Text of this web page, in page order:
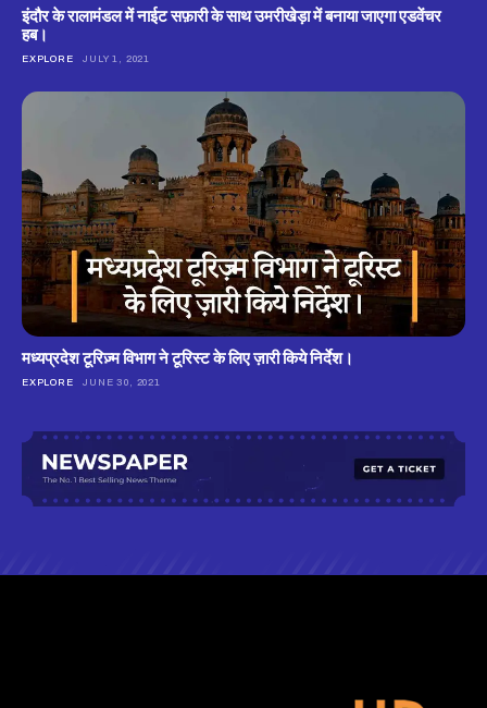
इंदौर के रालामंडल में नाईट सफ़ारी के साथ उमरीखेड़ा में बनाया जाएगा एडवेंचर
हब।
EXPLORE JULY 1, 2021
मध्यप्रदेश टूरिज़्म विभाग ने टूरिस्ट के लिए ज़ारी किये निर्देश।
EXPLORE JUNE 30, 2021